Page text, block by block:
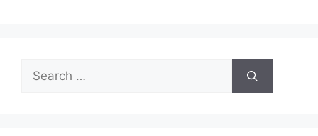
Search
for: